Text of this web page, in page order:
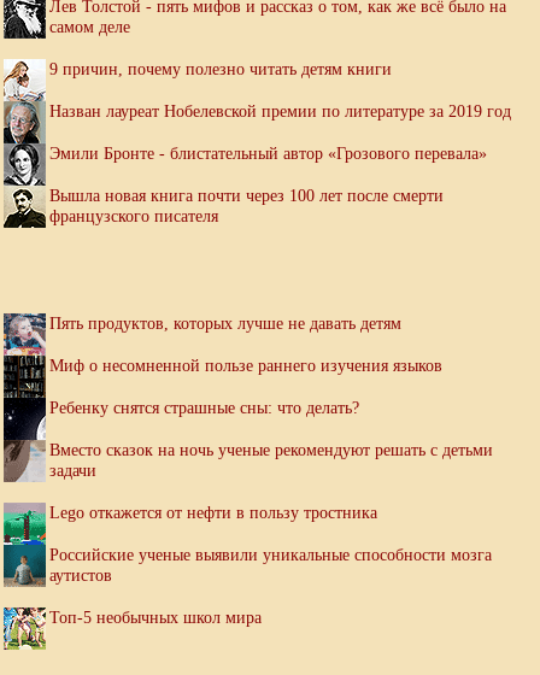
Лев Толстой - пять мифов и рассказ о том, как же всё было на
самом деле
9 причин, почему полезно читать детям книги
Назван лауреат Нобелевской премии по литературе за 2019 год
Эмили Бронте - блистательный автор «Грозового перевала»
Вышла новая книга почти через 100 лет после смерти
французского писателя
Пять продуктов, которых лучше не давать детям
Миф о несомненной пользе раннего изучения языков
Ребенку снятся страшные сны: что делать?
Вместо сказок на ночь ученые рекомендуют решать с детьми
задачи
Lego откажется от нефти в пользу тростника
Российские ученые выявили уникальные способности мозга
аутистов
Топ-5 необычных школ мира